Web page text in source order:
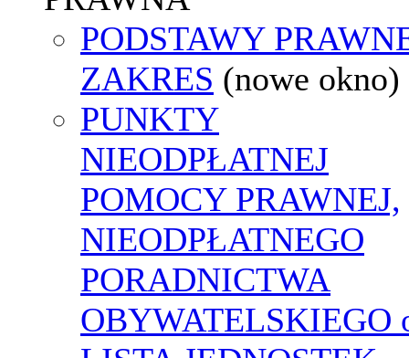
PODSTAWY
ZAKRES (nowe okno)
PUNKTY
NIEODPŁATNEJ
POMOCY PRAWNEJ,
NIEODPŁATNEGO
PORADNICTWA
OBYWATELSKIEGO